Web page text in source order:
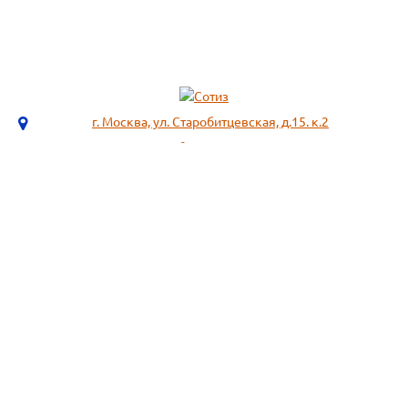
г. Москва, ул. Старобитцевская, д.15. к.2
info@sotizz.ru